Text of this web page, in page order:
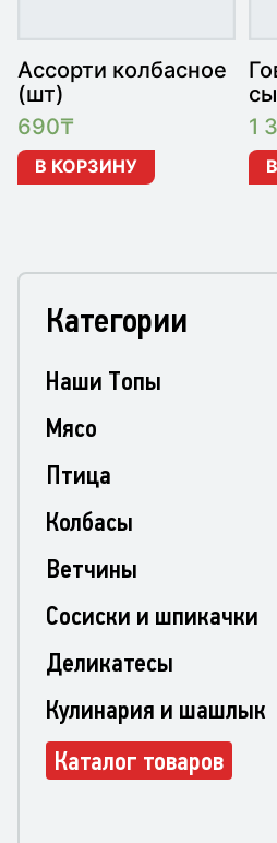
Ассорти колбасное
(шт)
690₸
В КОРЗИНУ
1
Категории
Наши Топы
Мясо
Птица
Колбасы
Ветчины
Сосиски и шпикачки
Деликатесы
Кулинария и шашлык
Каталог товаров